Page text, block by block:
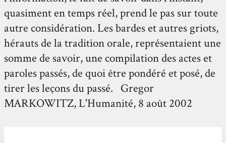
quasiment en temps réel, prend le pas sur toute
autre considération. Les bardes et autres griots,
hérauts de la tradition orale, représentaient une
somme de savoir, une compilation des actes et
paroles passés, de quoi être pondéré et posé, de
tirer les leçons du passé. Gregor
MARKOWITZ, L'Humanité, 8 août 2002